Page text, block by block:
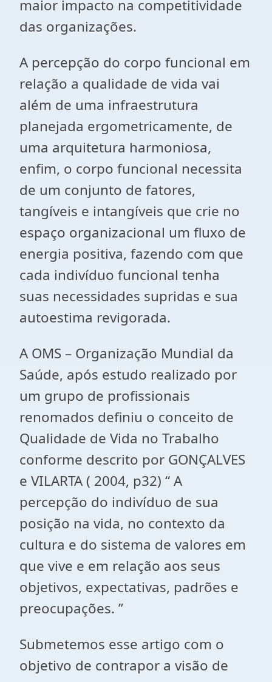
maior impacto na competitividade
das organizações.
A percepção do corpo funcional em
relação a qualidade de vida vai
além de uma infraestrutura
planejada ergometricamente, de
uma arquitetura harmoniosa,
enfim, o corpo funcional necessita
de um conjunto de fatores,
tangíveis e intangíveis que crie no
espaço organizacional um fluxo de
energia positiva, fazendo com que
cada indivíduo funcional tenha
suas necessidades supridas e sua
autoestima revigorada.
A OMS – Organização Mundial da
Saúde, após estudo realizado por
um grupo de profissionais
renomados definiu o conceito de
Qualidade de Vida no Trabalho
conforme descrito por GONÇALVES
e VILARTA ( 2004, p32) “ A
percepção do indivíduo de sua
posição na vida, no contexto da
cultura e do sistema de valores em
que vive e em relação aos seus
objetivos, expectativas, padrões e
preocupações. ”
Submetemos esse artigo com o
objetivo de contrapor a visão de